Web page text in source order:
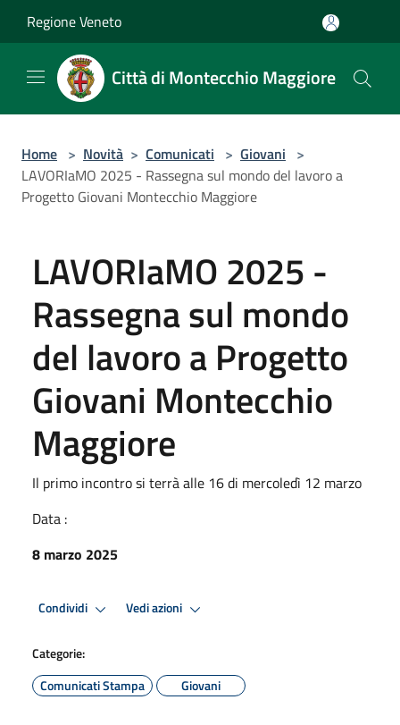
Regione Veneto
Città di Montecchio Maggiore
Home > Novità > Comunicati > Giovani >
LAVORIaMO 2025 - Rassegna sul mondo del lavoro a
Progetto Giovani Montecchio Maggiore
LAVORIaMO 2025 -
Rassegna sul mondo
del lavoro a Progetto
Giovani Montecchio
Maggiore
Il primo incontro si terrà alle 16 di mercoledì 12 marzo
Data :
8 marzo 2025
Condividi Vedi azioni
Categorie:
Comunicati Stampa
Giovani